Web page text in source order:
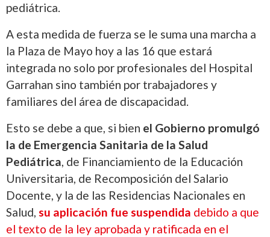
pediátrica.
A esta medida de fuerza se le suma una marcha a
la Plaza de Mayo hoy a las 16 que estará
integrada no solo por profesionales del Hospital
Garrahan sino también por trabajadores y
familiares del área de discapacidad.
Esto se debe a que, si bien el Gobierno promulgó
la de Emergencia Sanitaria de la Salud
Pediátrica, de Financiamiento de la Educación
Universitaria, de Recomposición del Salario
Docente, y la de las Residencias Nacionales en
Salud, su aplicación fue suspendida debido a que
el texto de la ley aprobada y ratificada en el